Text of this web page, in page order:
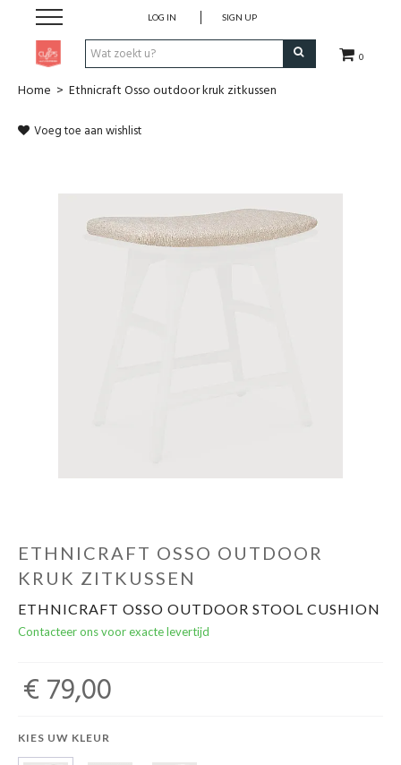
0
LOG IN SIGN UP
Pen & Papier
Home
Cadeaubon
Acties en events
Winkels
Home > Ethnicraft Osso outdoor kruk zitkussen
Voeg toe aan wishlist
ETHNICRAFT OSSO OUTDOOR
KRUK ZITKUSSEN
ETHNICRAFT OSSO OUTDOOR STOOL CUSHION
Contacteer ons voor exacte levertijd
€ 79,00
KIES UW KLEUR